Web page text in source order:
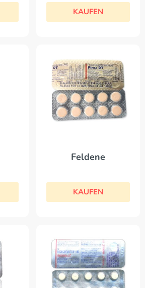
KAUFEN
Feldene
KAUFEN